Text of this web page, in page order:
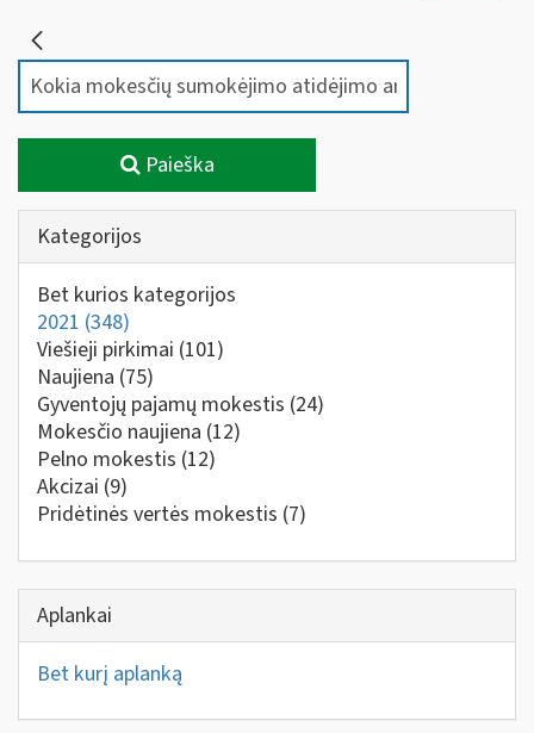
Paieška
Kategorijos
Bet kurios kategorijos
2021 (348)
Viešieji pirkimai (101)
Naujiena (75)
Gyventojų pajamų mokestis (24)
Mokesčio naujiena (12)
Pelno mokestis (12)
Akcizai (9)
Pridėtinės vertės mokestis (7)
Aplankai
Bet kurį aplanką